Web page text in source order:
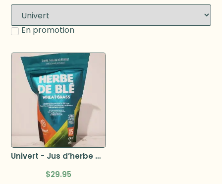
En promotion
Univert - Jus d’herbe de ble (15 portions de 30 ml)
$29.95